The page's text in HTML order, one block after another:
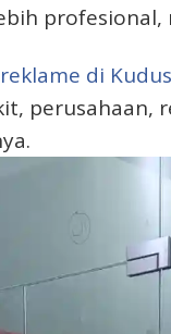
di Kudus
perusahaan,